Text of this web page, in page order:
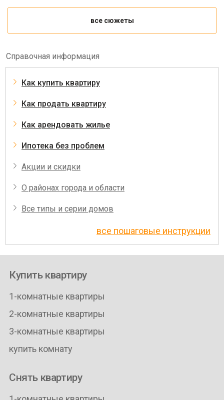
все сюжеты
Справочная информация
Как купить квартиру
Как продать квартиру
Как арендовать жилье
Ипотека без проблем
Акции и скидки
О районах города и области
Все типы и серии домов
все пошаговые инструкции
Купить квартиру
1-комнатные квартиры
2-комнатные квартиры
3-комнатные квартиры
купить комнату
Снять квартиру